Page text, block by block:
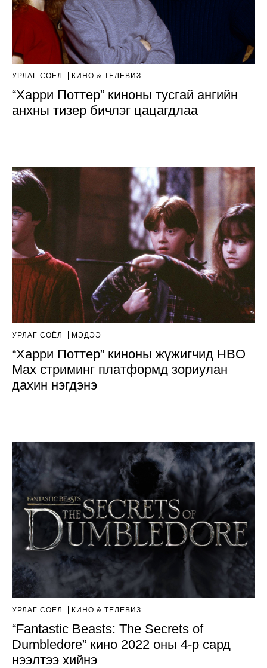
УРЛАГ СОЁЛ КИНО & ТЕЛЕВИЗ
“Харри Поттер” киноны тусгай ангийн
анхны тизер бичлэг цацагдлаа
УРЛАГ СОЁЛ МЭДЭЭ
“Харри Поттер” киноны жүжигчид HBO
Max стриминг платформд зориулан
дахин нэгдэнэ
УРЛАГ СОЁЛ КИНО & ТЕЛЕВИЗ
“Fantastic Beasts: The Secrets of
Dumbledore” кино 2022 оны 4-р сард
нээлтээ хийнэ